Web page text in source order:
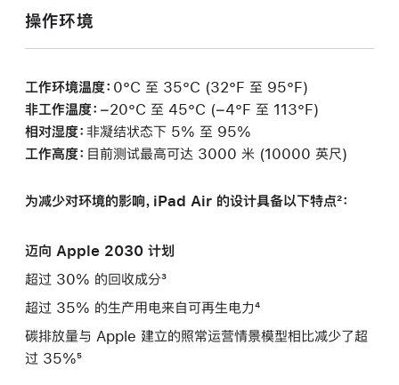
操作环境
工作环境温度： 0°C 至 35°C (32°F 至 95°F)
非工作温度： −20°C 至 45°C (−4°F 至 113°F)
相对湿度： 非凝结状态下 5% 至 95%
工作高度： 目前测试最高可达 3000 米 (10000 英尺)
为减少对环境的影响，iPad Air 的设计具备以下特点²：
迈向 Apple 2030 计划
超过 30% 的回收成分³
超过 35% 的生产用电来自可再生电力⁴
碳排放量与 Apple 建立的照常运营情景模型相比减少了超
过 35%⁵